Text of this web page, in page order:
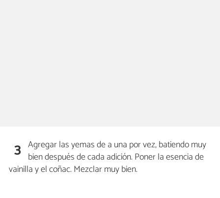
3 Agregar las yemas de a una por vez, batiendo muy
bien después de cada adición. Poner la esencia de
vainilla y el coñac. Mezclar muy bien.